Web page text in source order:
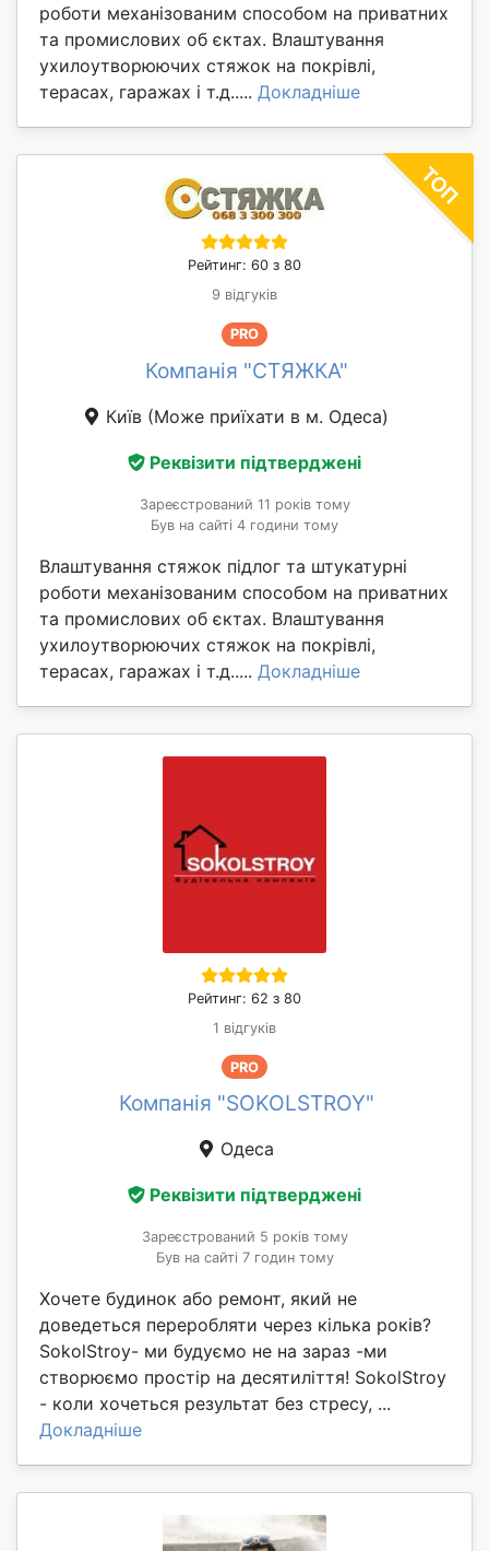
роботи механізованим способом на приватних
та промислових об єктах. Влаштування
ухилоутворюючих стяжок на покрівлі,
терасах, гаражах і т.д..... Докладніше
Рейтинг: 60 з 80
9 відгуків
PRO
Компанія "СТЯЖКА"
Київ (Може приїхати в м. Одеса)
Реквізити підтверджені
Зареєстрований 11 років тому
Був на сайті 4 години тому
Влаштування стяжок підлог та штукатурні
роботи механізованим способом на приватних
та промислових об єктах. Влаштування
ухилоутворюючих стяжок на покрівлі,
терасах, гаражах і т.д..... Докладніше
Рейтинг: 62 з 80
1 відгуків
PRO
Компанія "SOKOLSTROY"
Одеса
Реквізити підтверджені
Зареєстрований 5 років тому
Був на сайті 7 годин тому
Хочете будинок або ремонт, який не
доведеться переробляти через кілька років?
SokolStroy- ми будуємо не на зараз -ми
створюємо простір на десятиліття! SokolStroy
- коли хочеться результат без стресу, ...
Докладніше